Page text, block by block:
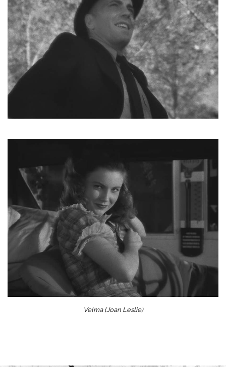
Velma (Joan Leslie)